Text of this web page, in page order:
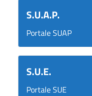
S.U.A.P.
Portale SUAP
S.U.E.
Portale SUE